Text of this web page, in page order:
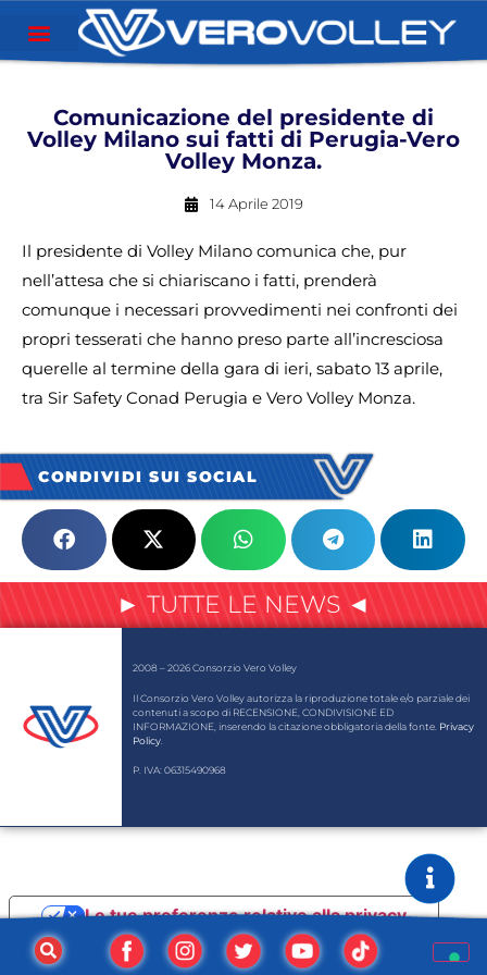
Comunicazione del presidente di
Volley Milano sui fatti di Perugia-Vero
Volley Monza.
14 Aprile 2019
Il presidente di Volley Milano comunica che, pur
nell’attesa che si chiariscano i fatti, prenderà
comunque i necessari provvedimenti nei confronti dei
propri tesserati che hanno preso parte all’incresciosa
querelle al termine della gara di ieri, sabato 13 aprile,
tra Sir Safety Conad Perugia e Vero Volley Monza.
CONDIVIDI SUI SOCIAL
► TUTTE LE NEWS ◄
2008 – 2026 Consorzio Vero Volley
Il Consorzio Vero Volley autorizza la riproduzione totale e/o parziale dei
contenuti a scopo di RECENSIONE, CONDIVISIONE ED
INFORMAZIONE, inserendo la citazione obbligatoria della fonte. Privacy
Policy
P. IVA: 06315490968
Informativa sulla raccolta
Le tue preferenze relative alla privacy